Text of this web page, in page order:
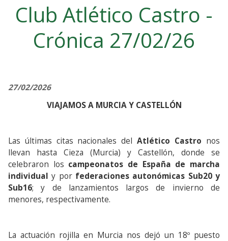
Club Atlético Castro -
Crónica 27/02/26
27/02/2026
VIAJAMOS A MURCIA Y CASTELLÓN
Las últimas citas nacionales del Atlético Castro nos
llevan hasta Cieza (Murcia) y Castellón, donde se
celebraron los campeonatos de España de marcha
individual y por federaciones autonómicas Sub20 y
Sub16; y de lanzamientos largos de invierno de
menores, respectivamente.
La actuación rojilla en Murcia nos dejó un 18º puesto